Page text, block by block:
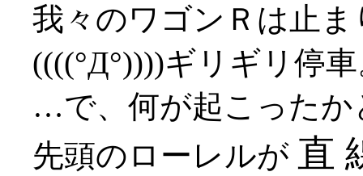
我々のワゴンＲは止
((((°Д°))))ギリギリ停
…で、何が起こった
先頭のローレルが 直